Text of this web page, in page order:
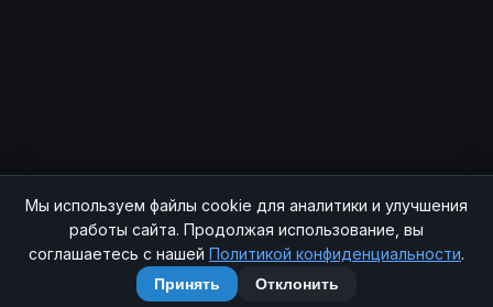
© 2026 SOCHIAUTOPARTS. Все права защищены.
Контакты Sitemap
Telegram
Мы используем файлы cookie для аналитики и улучшения
работы сайта. Продолжая использование, вы
соглашаетесь с нашей Политикой конфиденциальности.
Принять Отклонить